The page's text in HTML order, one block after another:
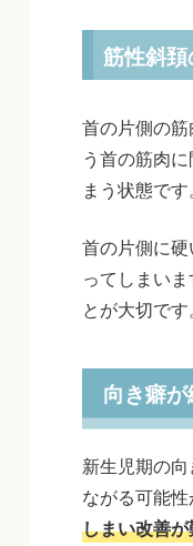
筋性斜
首の片側の
う首の筋肉
まう状態です。
首の片側に
ってしまい
とが大切です。
向き癖
新生児期の
ながる可能性
しまい改善